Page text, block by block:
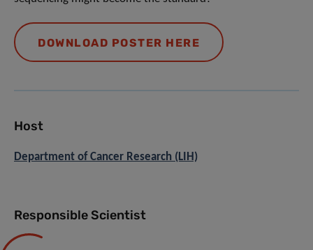
DOWNLOAD POSTER HERE
Host
Department of Cancer Research (LIH)
Responsible Scientist